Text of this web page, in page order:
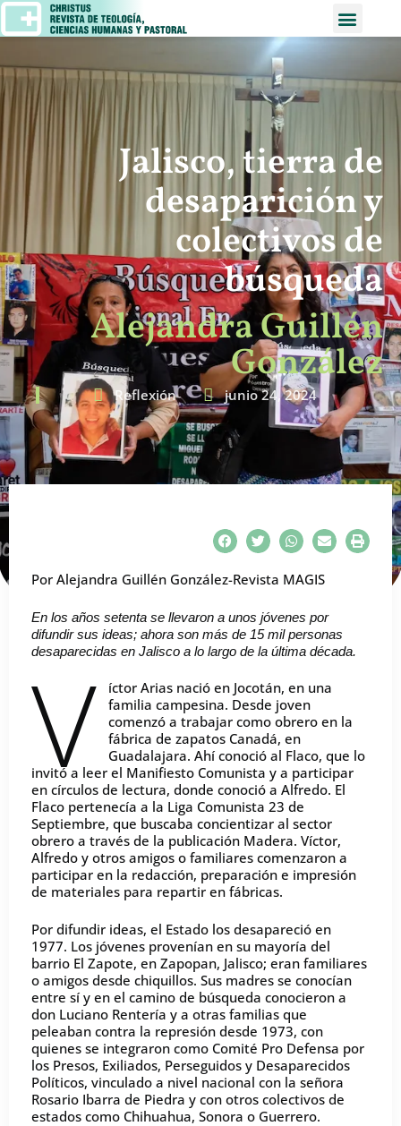
Jalisco, tierra de
desaparición y
colectivos de
búsqueda
Alejandra Guillén
González
Reflexión junio 24, 2024
Por Alejandra Guillén González-Revista MAGIS
En los años setenta se llevaron a unos jóvenes por
difundir sus ideas; ahora son más de 15 mil personas
desaparecidas en Jalisco a lo largo de la última década.
V
íctor Arias nació en Jocotán, en una
familia campesina. Desde joven
comenzó a trabajar como obrero en la
fábrica de zapatos Canadá, en
Guadalajara. Ahí conoció al Flaco, que lo
invitó a leer el Manifiesto Comunista y a participar
en círculos de lectura, donde conoció a Alfredo. El
Flaco pertenecía a la Liga Comunista 23 de
Septiembre, que buscaba concientizar al sector
obrero a través de la publicación Madera. Víctor,
Alfredo y otros amigos o familiares comenzaron a
participar en la redacción, preparación e impresión
de materiales para repartir en fábricas.
Por difundir ideas, el Estado los desapareció en
1977. Los jóvenes provenían en su mayoría del
barrio El Zapote, en Zapopan, Jalisco; eran familiares
o amigos desde chiquillos. Sus madres se conocían
entre sí y en el camino de búsqueda conocieron a
don Luciano Rentería y a otras familias que
peleaban contra la represión desde 1973, con
quienes se integraron como Comité Pro Defensa por
los Presos, Exiliados, Perseguidos y Desaparecidos
Políticos, vinculado a nivel nacional con la señora
Rosario Ibarra de Piedra y con otros colectivos de
estados como Chihuahua, Sonora o Guerrero.